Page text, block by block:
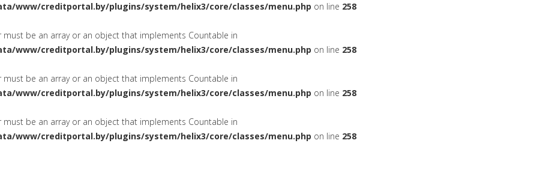
www/creditportal.by/plugins/system/helix3/core/classes/menu.php on line 258
must be an array or an object that implements Countable in
www/creditportal.by/plugins/system/helix3/core/classes/menu.php on line 258
must be an array or an object that implements Countable in
www/creditportal.by/plugins/system/helix3/core/classes/menu.php on line 258
must be an array or an object that implements Countable in
www/creditportal.by/plugins/system/helix3/core/classes/menu.php on line 258